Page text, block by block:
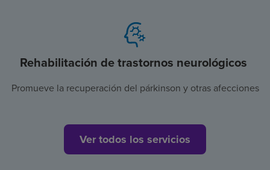
Rehabilitación de trastornos neurológicos
Promueve la recuperación del párkinson y otras afecciones
Ver todos los servicios